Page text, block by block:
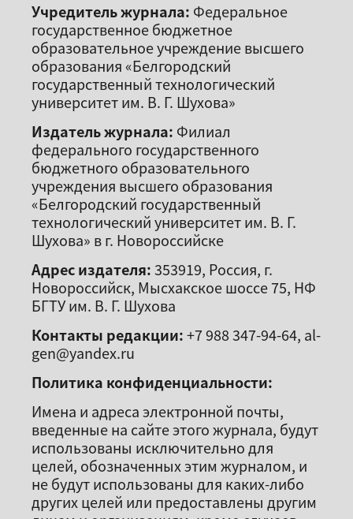
Учредитель журнала: Федеральное
государственное бюджетное
образовательное учреждение высшего
образования «Белгородский
государственный технологический
университет им. В. Г. Шухова»
Издатель журнала: Филиал
федерального государственного
бюджетного образовательного
учреждения высшего образования
«Белгородский государственный
технологический университет им. В. Г.
Шухова» в г. Новороссийске
Адрес издателя:353919, Россия, г.
Новороссийск, Мысхакское шоссе 75, НФ
БГТУ им. В. Г. Шухова
Контакты редакции:+7 988 347-94-64, al-
gen@yandex.ru
Политика конфиденциальности:
Имена и адреса электронной почты,
введенные на сайте этого журнала, будут
использованы исключительно для
целей, обозначенных этим журналом, и
не будут использованы для каких-либо
других целей или предоставлены другим